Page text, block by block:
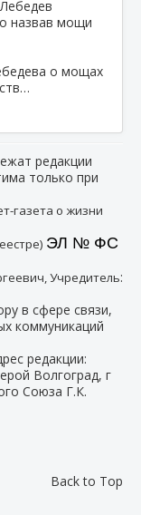
назвав мощи
о мощах
редакции
только при
газета о жизни
ЭЛ № ФС
Учредитель:
в сфере связи,
коммуникаций
редакции:
Волгоград, г
Союза Г.К.
Back to Top